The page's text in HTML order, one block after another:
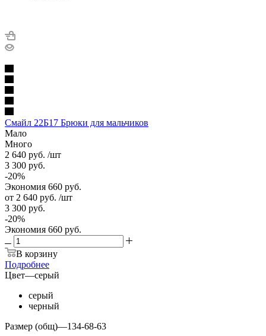
Смайл 22Б17 Брюки для мальчиков
Мало
Много
2 640 руб. /шт
3 300 руб.
-20%
Экономия 660 руб.
от 2 640 руб. /шт
3 300 руб.
-20%
Экономия 660 руб.
В корзину
Подробнее
Цвет—серый
серый
черный
Размер (общ)—134-68-63